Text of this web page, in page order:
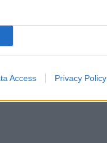
Access Privacy Policy